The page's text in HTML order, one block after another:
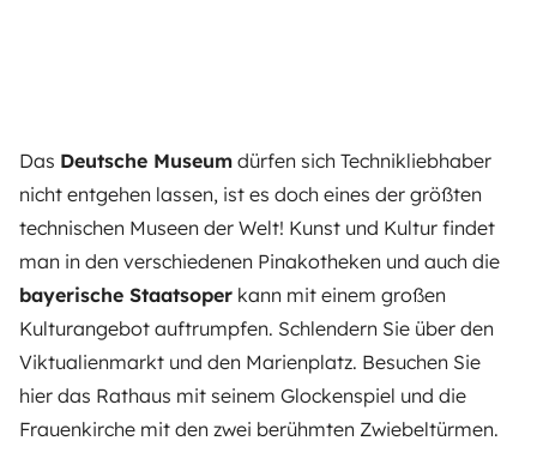
Das Deutsche Museum dürfen sich Technikliebhaber
nicht entgehen lassen, ist es doch eines der größten
technischen Museen der Welt! Kunst und Kultur findet
man in den verschiedenen Pinakotheken und auch die
bayerische Staatsoper kann mit einem großen
Kulturangebot auftrumpfen. Schlendern Sie über den
Viktualienmarkt und den Marienplatz. Besuchen Sie
hier das Rathaus mit seinem Glockenspiel und die
Frauenkirche mit den zwei berühmten Zwiebeltürmen.